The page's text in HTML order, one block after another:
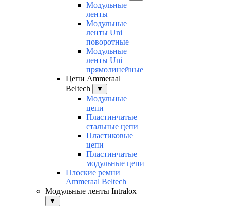
Модульные
ленты
Модульные
ленты Uni
поворотные
Модульные
ленты Uni
прямолинейные
Цепи Ammeraal
Beltech
▼
Модульные
цепи
Пластинчатые
стальные цепи
Пластиковые
цепи
Пластинчатые
модульные цепи
Плоские ремни
Ammeraal Beltech
Модульные ленты Intralox
▼